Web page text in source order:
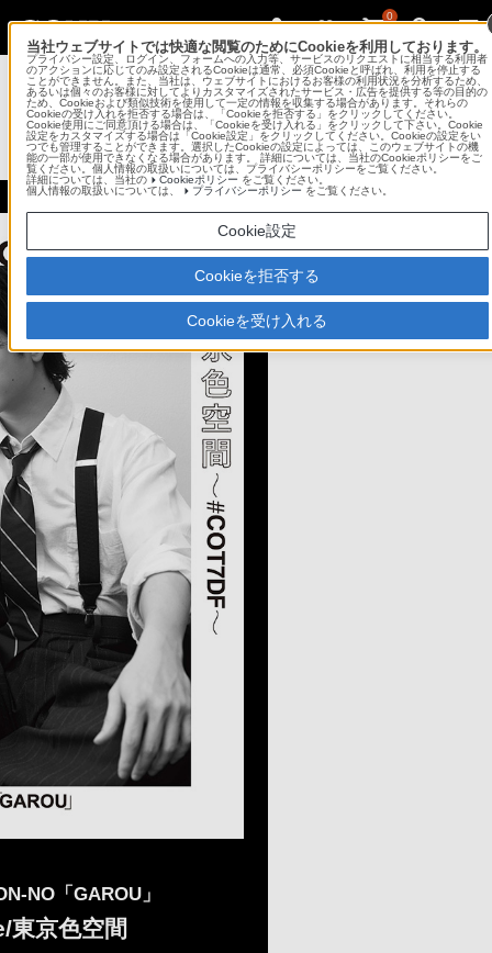
0
Sony Imaging Gallery
ソニーイメージングギャラリー 銀座
コンテンツメニュー
NO「GAROU」
東京色空間
当社ウェブサイトでは快適な閲覧のためにCookieを利用しております。
プライバシー設定、ログイン、フォームへの入力等、サービスのリクエストに相当する利用者
のアクションに応じてのみ設定されるCookieは通常、必須Cookieと呼ばれ、利用を停止する
ことができません。また、当社は、ウェブサイトにおけるお客様の利用状況を分析するため、
あるいは個々のお客様に対してよりカスタマイズされたサービス・広告を提供する等の目的の
ため、Cookieおよび類似技術を使用して一定の情報を収集する場合があります。それらの
Cookieの受け入れを拒否する場合は、「Cookieを拒否する」をクリックしてください。
Cookie使用にご同意頂ける場合は、「Cookieを受け入れる」をクリックして下さい。Cookie
設定をカスタマイズする場合は「Cookie設定」をクリックしてください。Cookieの設定をい
つでも管理することができます。選択したCookieの設定によっては、このウェブサイトの機
能の一部が使用できなくなる場合があります。 詳細については、当社のCookieポリシーをご
覧ください。個人情報の取扱いについては、プライバシーポリシーをご覧ください。
詳細については、当社の
Cookieポリシー をご覧ください。
個人情報の取扱いについては、
プライバシーポリシー をご覧ください。
Cookie設定
Cookieを拒否する
Cookieを受け入れる